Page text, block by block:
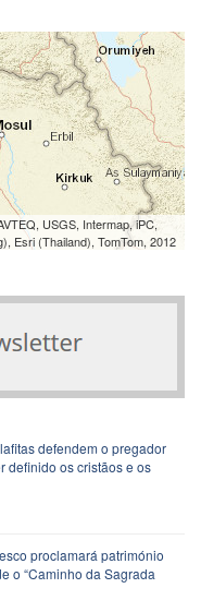
USGS, Intermap, iPC,
Esri (Thailand), TomTom, 2012
defendem o pregador
definido os cristãos e os
proclamará património
o “Caminho da Sagrada